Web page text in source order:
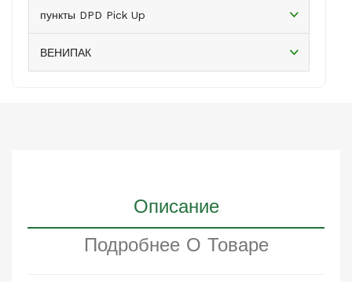
пункты DPD Pick Up
ВЕНИПАК
Описание
Подробнее О Товаре